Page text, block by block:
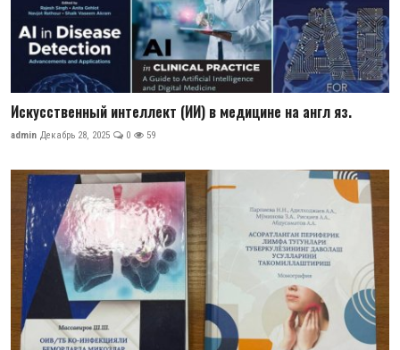
Искусственный интеллект (ИИ) в медицине на англ яз.
admin Декабрь 28, 2025 0 59